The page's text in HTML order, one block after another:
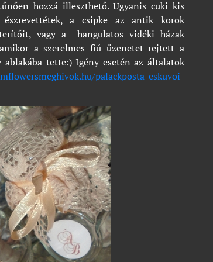
hozzá illeszthető. Ugyanis cuki kis
a csipke az antik korok
vagy a hangulatos vidéki házak
a szerelmes fiú üzenetet rejtett a
ablakába tette:) Igény esetén az általatok
palackposta-eskuvoi-